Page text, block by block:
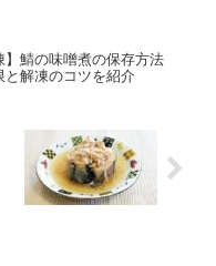
】鯖の味噌煮の保存方法
と解凍のコツを紹介